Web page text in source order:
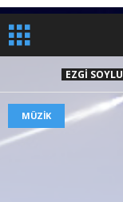
EZGI SOYLU
MÜZIK